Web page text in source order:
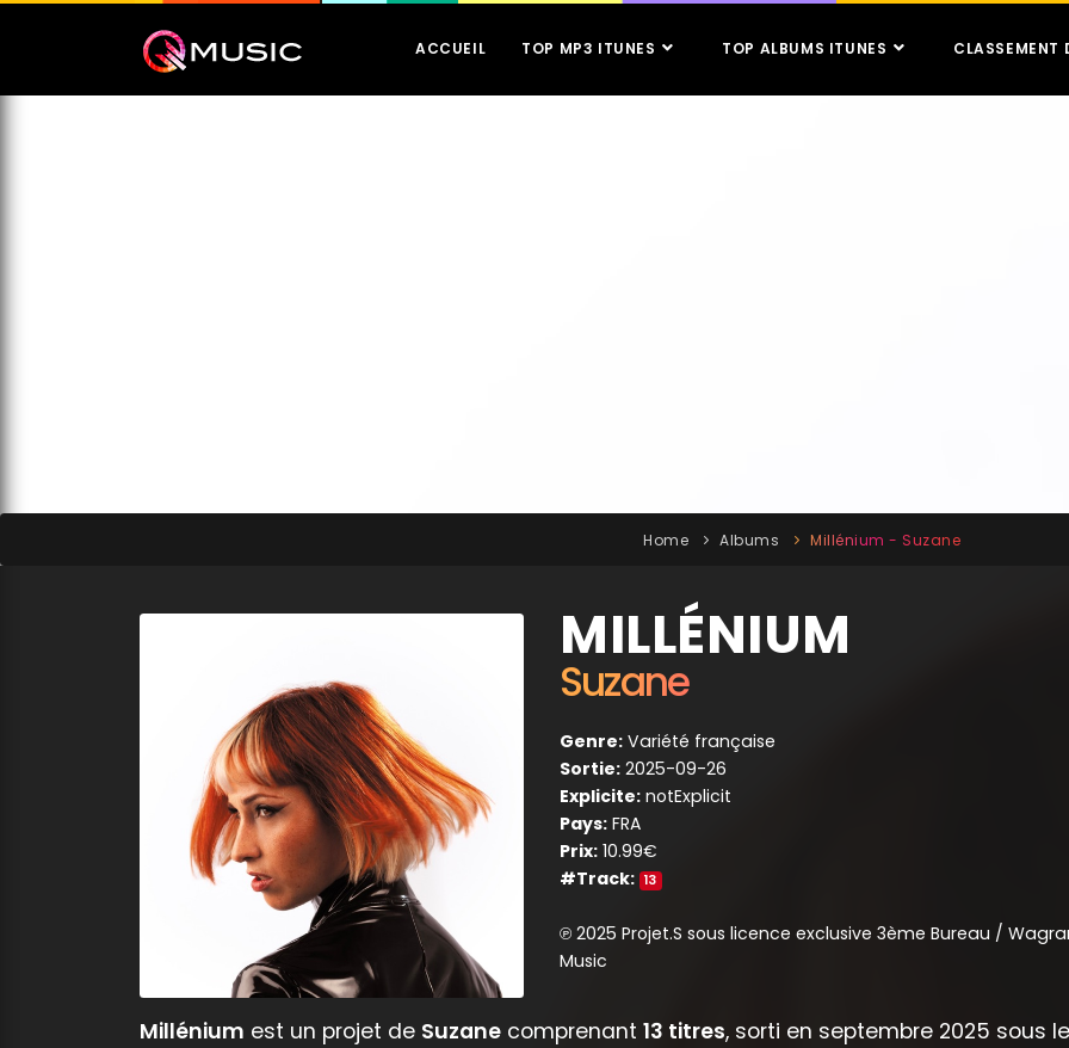
ACCUEIL TOP MP3 ITUNES TOP ALBUMS ITUNES CLASSEMENT
Home Albums Millénium - Suzane
MILLÉNIUM
Suzane
Genre: Variété française
Sortie: 2025-09-26
Explicite: notExplicit
Pays: FRA
Prix: 10.99€
#Track: 13
℗ 2025 Projet.S sous licence exclusive 3ème Bureau /
Music
Millénium est un projet de Suzane comprenant 13 titres, sorti en septembre 2025 sous le